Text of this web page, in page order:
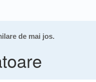
de mai jos.